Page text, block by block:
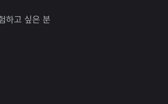
하고 싶은 분